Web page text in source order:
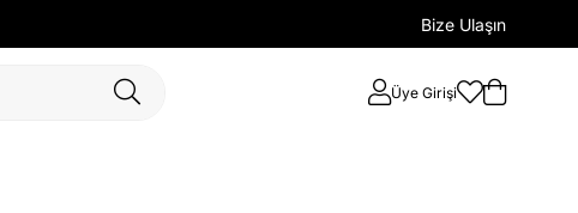
Bize Ulaşın
Üye Girişi